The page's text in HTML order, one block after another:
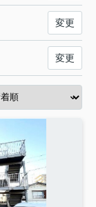
変更
変更